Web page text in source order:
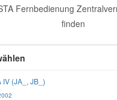
Fernbedienung
finden
IV (JA_, JB_)
und Glühanlage
Werkzeug
Autozubehör
Ersatzteile
Ersatzteile